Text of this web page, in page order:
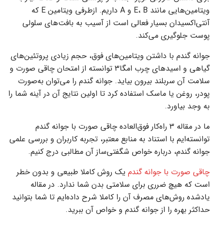
ویتامین‌هایی مانند E، B و A داریم. ازطرفی ویتامین E که
آنتی‌اکسیدان بسیار فعالی است از آسیب به بافت‌های سلولی
پوست جلوگیری می‌کند.
جوانه گندم با داشتن ویتامین‌های فوق، حجم زیادی پروتئین‌های
گیاهی و اسیدهای چرب امگا۳ توانسته از امتحان چاقی صورت و
سلامت آن سربلند بیرون بیاید. جوانه گندم را می‌توان به‌صورت
پودر، روغن یا ماسک استفاده کرد تا اولین نتایج آن در آینه شما را
به وجد بیاورد.
ما در مقاله ۳ راه‌کار فوق‌العاده چاقی صورت با جوانه گندم
توانسته‌ایم با استناد به منابع معتبر، تجربه کاربران و بررسی علمی
جوانه گندم، درباره خواص شگفتی‌ساز آن مطالبی درج کنیم.
چاقی صورت با جوانه گندم یک روش کاملا طبیعی و بدون خطر
است که هیچ ضرری برای سلامتی بدن شما ندارد. در مقاله
یادشده روش‌های مصرف آن را کاملا شرح داده‌ایم تا شما بتوانید
حداکثر بهره را از جوانه گندم و خواص آن ببرید.